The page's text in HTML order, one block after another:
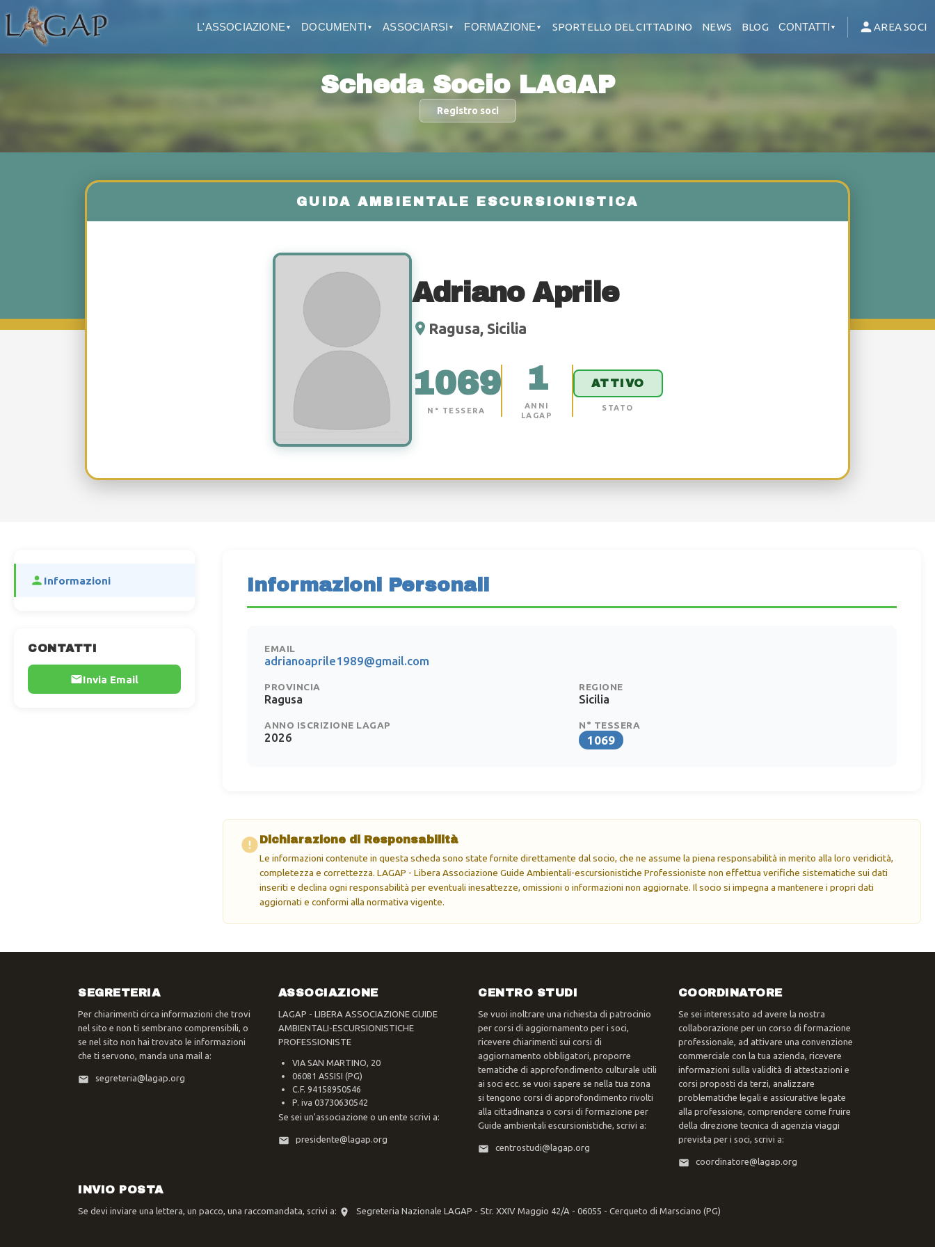
L'ASSOCIAZIONE ▼ DOCUMENTI ▼ ASSOCIARSI ▼ FORMAZIONE ▼ SPORTELLO DEL CITTADINO NEWS BLOG CONTATTI ▼ AREA SOCI
Scheda Socio LAGAP
Registro soci
Adriano Aprile
Ragusa, Sicilia
1069
N° TESSERA
1
ANNI
LAGAP
ATTIVO
STATO
Informazioni
CONTATTI
Invia Email
Informazioni Personali
EMAIL
adrianoaprile1989@gmail.com
PROVINCIA
Ragusa
REGIONE
Sicilia
ANNO ISCRIZIONE LAGAP
2026
N° TESSERA
1069
Dichiarazione di Responsabilità
Le informazioni contenute in questa scheda sono state fornite direttamente dal socio, che ne assume la piena responsabilità in merito alla loro veridicità,
completezza e correttezza. LAGAP - Libera Associazione Guide Ambientali-escursionistiche Professioniste non effettua verifiche sistematiche sui dati
inseriti e declina ogni responsabilità per eventuali inesattezze, omissioni o informazioni non aggiornate. Il socio si impegna a mantenere i propri dati
aggiornati e conformi alla normativa vigente.
SEGRETERIA
Per chiarimenti circa informazioni che trovi
nel sito e non ti sembrano comprensibili, o
se nel sito non hai trovato le informazioni
che ti servono, manda una mail a:
segreteria@lagap.org
ASSOCIAZIONE
LAGAP - LIBERA ASSOCIAZIONE GUIDE
AMBIENTALI-ESCURSIONISTICHE
PROFESSIONISTE
VIA SAN MARTINO, 20
06081 ASSISI (PG)
C.F. 94158950546
P. iva 03730630542
Se sei un'associazione o un ente scrivi a:
presidente@lagap.org
CENTRO STUDI
Se vuoi inoltrare una richiesta di patrocinio
per corsi di aggiornamento per i soci,
ricevere chiarimenti sui corsi di
aggiornamento obbligatori, proporre
tematiche di approfondimento culturale utili
ai soci ecc. se vuoi sapere se nella tua zona
si tengono corsi di approfondimento rivolti
alla cittadinanza o corsi di formazione per
Guide ambientali escursionistiche, scrivi a:
centrostudi@lagap.org
COORDINATORE
Se sei interessato ad avere la nostra
collaborazione per un corso di formazione
professionale, ad attivare una convenzione
commerciale con la tua azienda, ricevere
informazioni sulla validità di attestazioni e
corsi proposti da terzi, analizzare
problematiche legali e assicurative legate
alla professione, comprendere come fruire
della direzione tecnica di agenzia viaggi
prevista per i soci, scrivi a:
coordinatore@lagap.org
INVIO POSTA
Se devi inviare una lettera, un pacco, una raccomandata, scrivi a: Segreteria Nazionale LAGAP - Str. XXIV Maggio 42/A - 06055 - Cerqueto di Marsciano (PG)